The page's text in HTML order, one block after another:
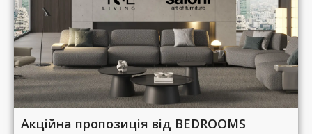
Акційна пропозиція від BEDROOMS